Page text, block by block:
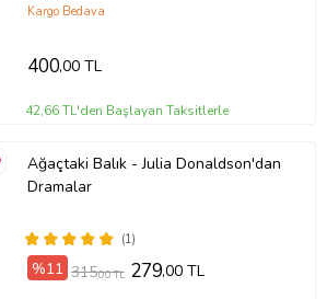
Kargo Bedava
400,00 TL
42,66 TL'den Başlayan Taksitlerle
Ağaçtaki Balık - Julia Donaldson'dan
Dramalar
(1)
%11 315,00 TL 279,00 TL